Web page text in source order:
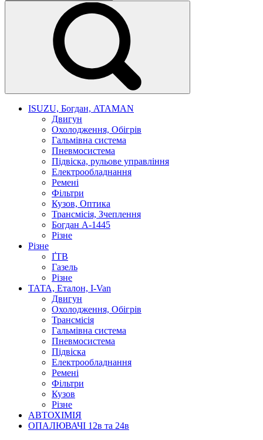
ISUZU, Богдан, ATAMAN
Двигун
Охолодження, Обігрів
Гальмівна система
Пневмосистема
Підвіска, рульове управління
Електрообладнання
Ремені
Фільтри
Кузов, Оптика
Трансмісія, Зчеплення
Богдан А-1445
Різне
Різне
ҐТВ
Газель
Різне
ТАТА, Еталон, I-Van
Двигун
Охолодження, Обігрів
Трансмісія
Гальмівна система
Пневмосистема
Підвіска
Електрообладнання
Ремені
Фільтри
Кузов
Різне
АВТОХІМІЯ
ОПАЛЮВАЧІ 12в та 24в